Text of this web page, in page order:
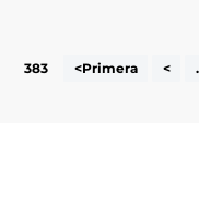
383
<Primera <